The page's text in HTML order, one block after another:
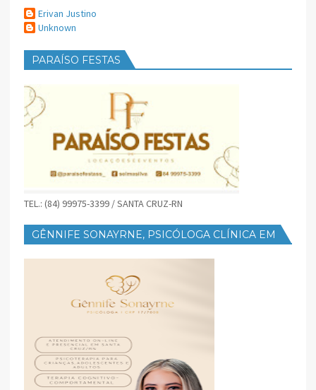
Erivan Justino
Unknown
PARAÍSO FESTAS
TEL.: (84) 99975-3399 / SANTA CRUZ-RN
GÊNNIFE SONAYRNE, PSICÓLOGA CLÍNICA EM